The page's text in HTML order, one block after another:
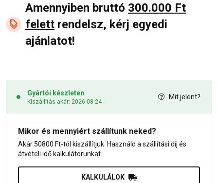
Amennyiben bruttó 300.000 Ft
felett rendelsz, kérj egyedi
ajánlatot!
Gyártói készleten
Kiszállítás akár: 2026-08-24
Mit jelent?
Mikor és mennyiért szállítunk neked?
Akár 50800 Ft-tól kiszállítjuk. Használd a szállítási díj és
átvételi idő kalkulátorunkat.
KALKULÁLOK